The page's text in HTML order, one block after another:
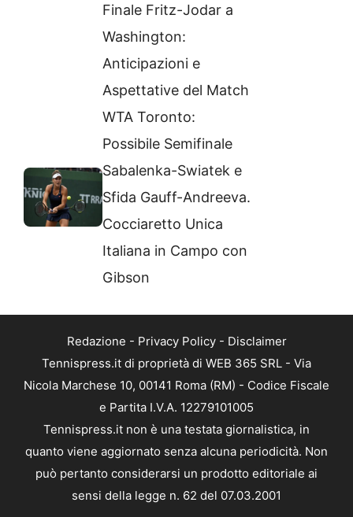
Finale Fritz-Jodar a
Washington:
Anticipazioni e
Aspettative del Match
WTA Toronto:
Possibile Semifinale
Sabalenka-Swiatek e
Sfida Gauff-Andreeva.
Cocciaretto Unica
Italiana in Campo con
Gibson
Redazione - Privacy Policy- Disclaimer
Tennispress.it di proprietà di WEB 365 SRL - Via
Nicola Marchese 10, 00141 Roma (RM) - Codice Fiscale
e Partita I.V.A. 12279101005
Tennispress.it non è una testata giornalistica, in
quanto viene aggiornato senza alcuna periodicità. Non
può pertanto considerarsi un prodotto editoriale ai
sensi della legge n. 62 del 07.03.2001